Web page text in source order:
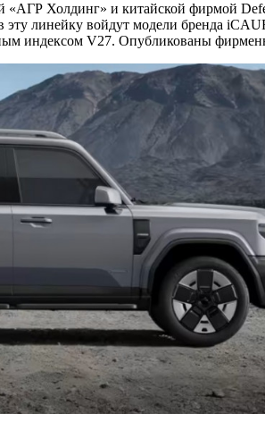
Холдинг» и китайской фирмой
эту линейку войдут модели бренда
индексом V27. Опубликованы